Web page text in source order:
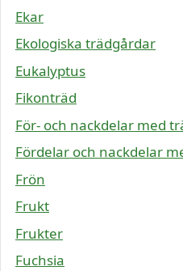
Ekar
Ekologiska trädgårdar
Eukalyptus
Fikonträd
För- och nackdelar med
Fördelar och nackdelar
Frön
Frukt
Frukter
Fuchsia